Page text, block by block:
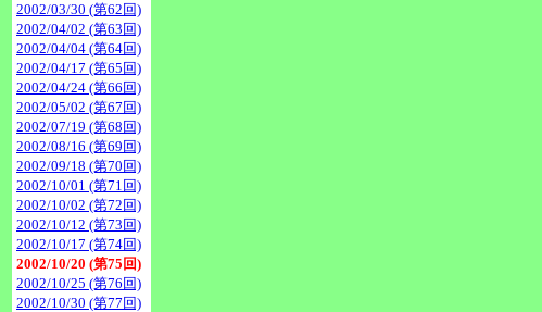
2002/03/30 (第62回)
2002/04/02 (第63回)
2002/04/04 (第64回)
2002/04/17 (第65回)
2002/04/24 (第66回)
2002/05/02 (第67回)
2002/07/19 (第68回)
2002/08/16 (第69回)
2002/09/18 (第70回)
2002/10/01 (第71回)
2002/10/02 (第72回)
2002/10/12 (第73回)
2002/10/17 (第74回)
2002/10/20 (第75回)
2002/10/25 (第76回)
2002/10/30 (第77回)